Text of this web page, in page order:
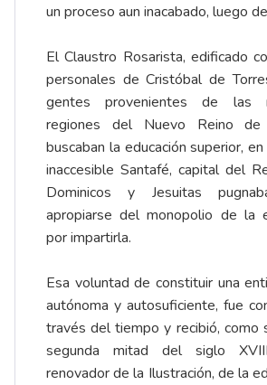
un proceso aun inacabado, luego
El Claustro Rosarista, edificado
personales de Cristóbal de
gentes provenientes de las
regiones del Nuevo Reino de
buscaban la educación superior,
inaccesible Santafé, capital del
Dominicos y Jesuitas
apropiarse del monopolio de la
por impartirla.
Esa voluntad de constituir una
autónoma y autosuficiente, fue
través del tiempo y recibió, como
segunda mitad del siglo
renovador de la Ilustración, de la